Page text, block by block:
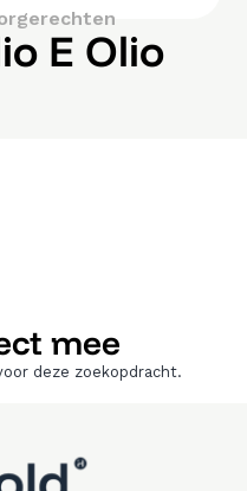
E Olio
mee
deze zoekopdracht.